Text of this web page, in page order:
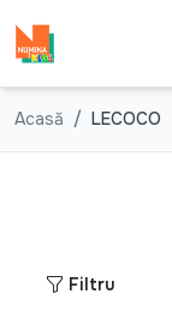
Acasă LECOCO
Filtru